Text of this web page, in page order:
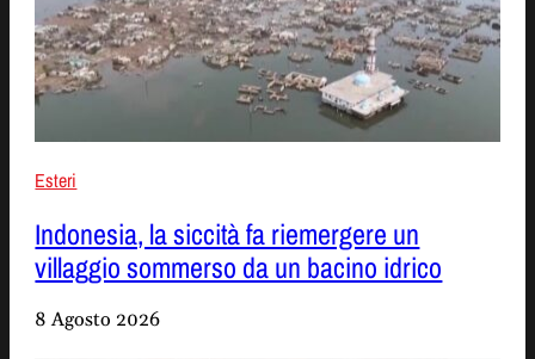
Esteri
Indonesia, la siccità fa riemergere un
villaggio sommerso da un bacino idrico
8 Agosto 2026